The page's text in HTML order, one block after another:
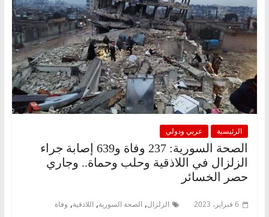
الرئيسية عربي ودولي
الصحة السورية: 237 وفاة و639 إصابة جراء
الزلزال في اللاذقية وحلب وحماة.. وجاري
حصر الخسائر
6 فبراير، 2023 الزلزال, الصحة السورية, اللاذقية, وفاة